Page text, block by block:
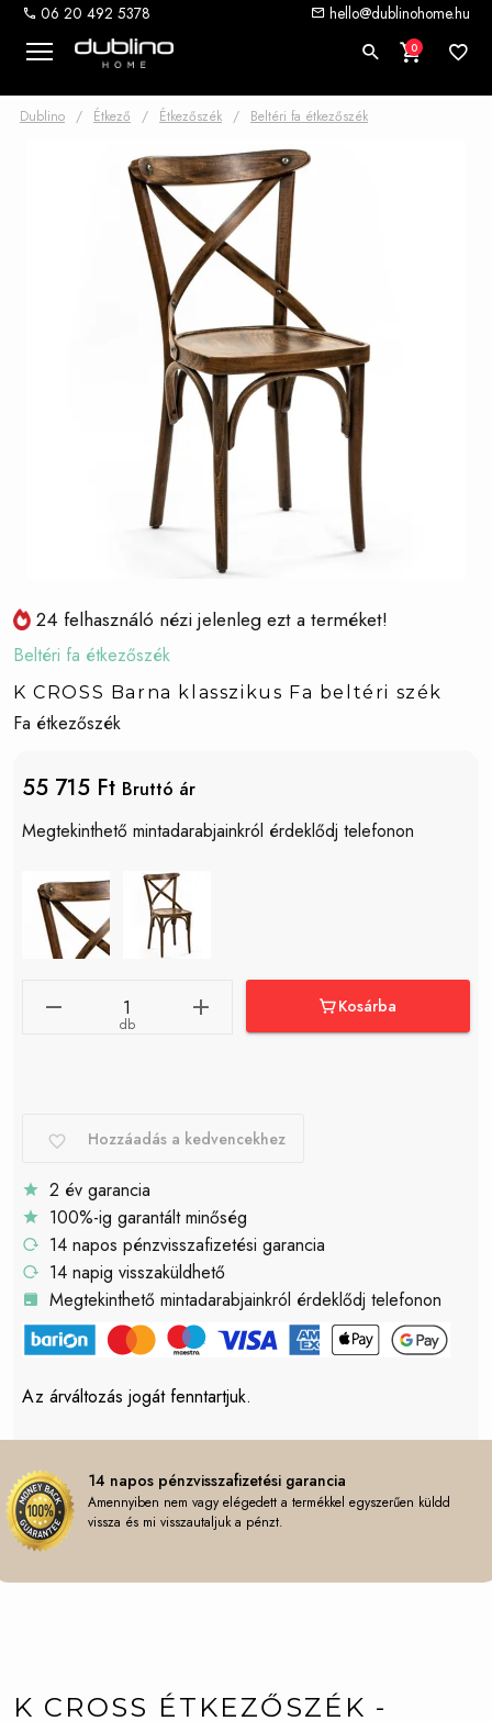
06 20 492 5378 hello@dublinohome.hu
0
Dublino / Étkező / Étkezőszék / Beltéri fa étkezőszék
24 felhasználó nézi jelenleg ezt a terméket!
Beltéri fa étkezőszék
K CROSS Barna klasszikus Fa beltéri szék
Fa étkezőszék
55 715 Ft Bruttó ár
Megtekinthető mintadarabjainkról érdeklődj telefonon
db
Kosárba
Hozzáadás a kedvencekhez
2 év garancia
100%-ig garantált minőség
14 napos pénzvisszafizetési garancia
14 napig visszaküldhető
Megtekinthető mintadarabjainkról érdeklődj telefonon
Az árváltozás jogát fenntartjuk.
14 napos pénzvisszafizetési garancia
Amennyiben nem vagy elégedett a termékkel egyszerűen küldd
vissza és mi visszautaljuk a pénzt.
K CROSS ÉTKEZŐSZÉK -